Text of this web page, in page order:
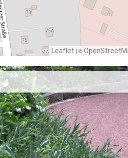
Leaflet | ©